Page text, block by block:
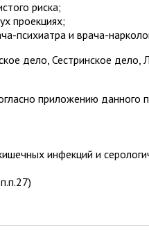
риска;
проекциях;
психиатра и врача-
дело, Сестринское дело,
приложению данного
инфекций и